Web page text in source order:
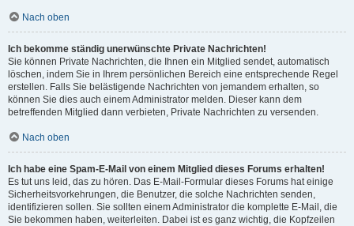
Nach oben
Ich bekomme ständig unerwünschte Private Nachrichten!
Sie können Private Nachrichten, die Ihnen ein Mitglied sendet, automatisch
löschen, indem Sie in Ihrem persönlichen Bereich eine entsprechende Regel
erstellen. Falls Sie belästigende Nachrichten von jemandem erhalten, so
können Sie dies auch einem Administrator melden. Dieser kann dem
betreffenden Mitglied dann verbieten, Private Nachrichten zu versenden.
Nach oben
Ich habe eine Spam-E-Mail von einem Mitglied dieses Forums erhalten!
Es tut uns leid, das zu hören. Das E-Mail-Formular dieses Forums hat einige
Sicherheitsvorkehrungen, die Benutzer, die solche Nachrichten senden,
identifizieren sollen. Sie sollten einem Administrator die komplette E-Mail, die
Sie bekommen haben, weiterleiten. Dabei ist es ganz wichtig, die Kopfzeilen